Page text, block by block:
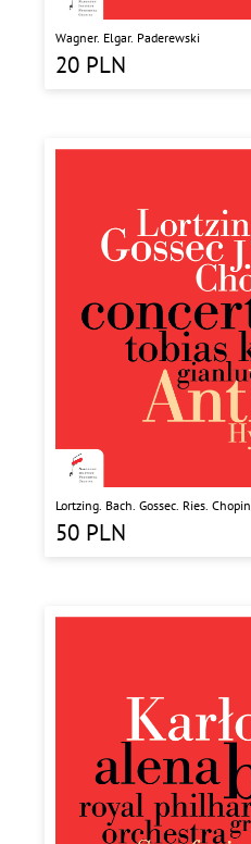
Wagner. Elgar. Paderewski
20 PLN
Lortzing. Bach. Gossec. Ries. Chopin
50 PLN